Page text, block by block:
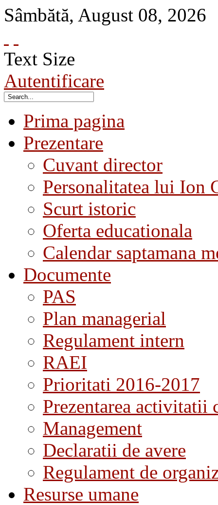
Sâmbătă, August 08, 2026
Text Size
Autentificare
Prima pagina
Prezentare
Cuvant director
Personalitatea lui Ion
Scurt istoric
Oferta educationala
Calendar saptamana
Documente
PAS
Plan managerial
Regulament intern
RAEI
Prioritati 2016-2017
Prezentarea activitatii
Management
Declaratii de avere
Regulament de
Resurse umane